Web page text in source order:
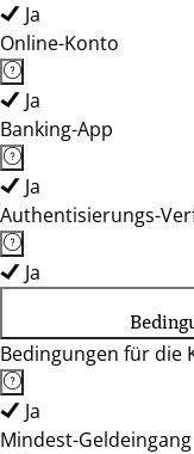
Ja
Online-Konto
Ja
Banking-App
Ja
Authentisierungs-
Ja
Bedingungen für die
Ja
Mindest-Geldeingang